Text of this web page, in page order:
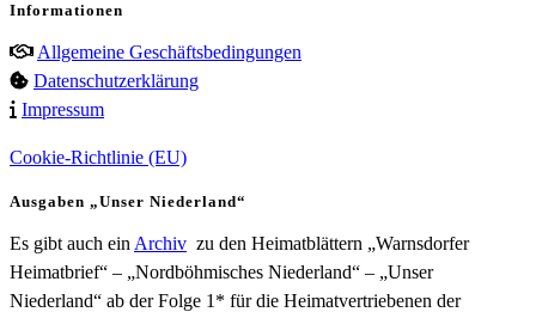
Informationen
Allgemeine Geschäftsbedingungen
Datenschutzerklärung
Impressum
Cookie-Richtlinie (EU)
Ausgaben „Unser Niederland“
Es gibt auch ein Archiv zu den Heimatblättern „Warnsdorfer
Heimatbrief“ – „Nordböhmisches Niederland“ – „Unser
Niederland“ ab der Folge 1* für die Heimatvertriebenen der